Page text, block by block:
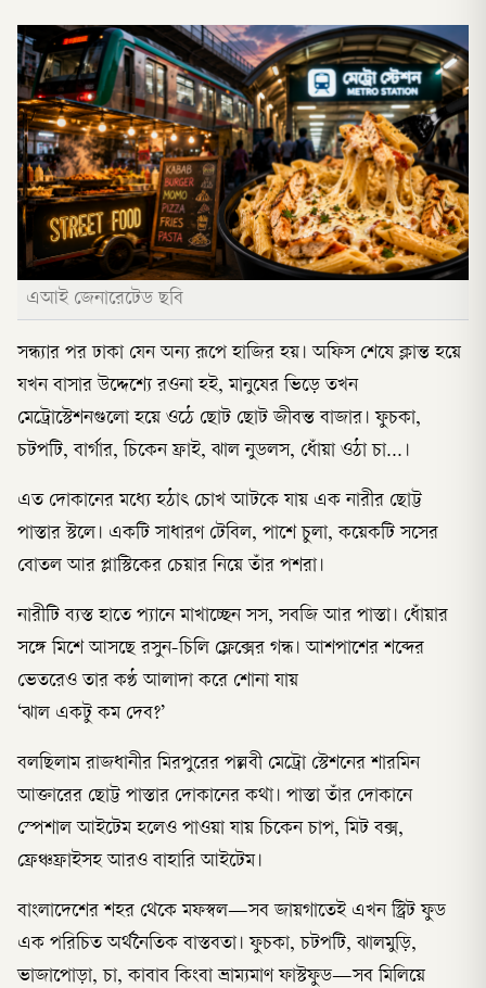
এআই জেনারেটেড ছবি
সন্ধ্যার পর ঢাকা যেন অন্য রূপে হাজির হয়। অফিস শেষে ক্লান্ত হয়ে
যখন বাসার উদ্দেশ্যে রওনা হই, মানুষের ভিড়ে তখন
মেট্রোস্টেশনগুলো হয়ে ওঠে ছোট ছোট জীবন্ত বাজার। ফুচকা,
চটপটি, বার্গার, চিকেন ফ্রাই, ঝাল নুডলস, ধোঁয়া ওঠা চা…।
এত দোকানের মধ্যে হঠাৎ চোখ আটকে যায় এক নারীর ছোট্ট
পাস্তার স্টলে। একটি সাধারণ টেবিল, পাশে চুলা, কয়েকটি সসের
বোতল আর প্লাস্টিকের চেয়ার নিয়ে তাঁর পশরা।
নারীটি ব্যস্ত হাতে প্যানে মাখাচ্ছেন সস, সবজি আর পাস্তা। ধোঁয়ার
সঙ্গে মিশে আসছে রসুন-চিলি ফ্লেক্সের গন্ধ। আশপাশের শব্দের
ভেতরেও তার কণ্ঠ আলাদা করে শোনা যায়
‘ঝাল একটু কম দেব?’
বলছিলাম রাজধানীর মিরপুরের পল্লবী মেট্রো স্টেশনের শারমিন
আক্তারের ছোট্ট পাস্তার দোকানের কথা। পাস্তা তাঁর দোকানে
স্পেশাল আইটেম হলেও পাওয়া যায় চিকেন চাপ, মিট বক্স,
ফ্রেঞ্চফ্রাইসহ আরও বাহারি আইটেম।
বাংলাদেশের শহর থেকে মফস্বল—সব জায়গাতেই এখন স্ট্রিট ফুড
এক পরিচিত অর্থনৈতিক বাস্তবতা। ফুচকা, চটপটি, ঝালমুড়ি,
ভাজাপোড়া, চা, কাবাব কিংবা ভ্রাম্যমাণ ফাস্টফুড—সব মিলিয়ে